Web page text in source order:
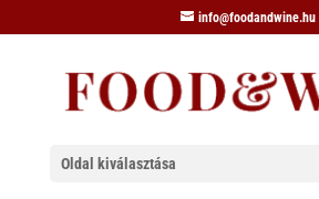
info@foodandwine.hu
Oldal kiválasztása